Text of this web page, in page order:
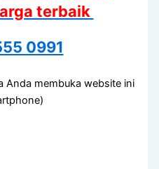
terbaik
0991
Anda membuka website ini